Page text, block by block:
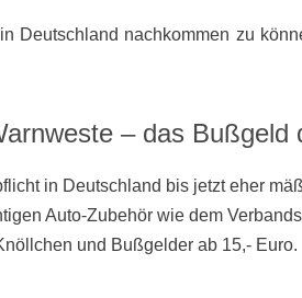
Deutschland nachkommen zu
– das Bußgeld
in Deutschland bis jetzt eher
Auto-Zubehör wie dem
und Bußgelder ab 15,- Euro.